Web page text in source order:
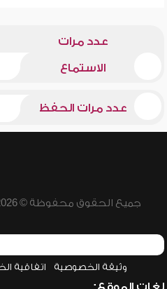
عدد مرات
الاستماع
عدد مرات الحفظ
جميع الحقوق محفوظة © 2026 - 1998 لشبكة إسلام ويب
وثيقة الخصوصية اتفاقية